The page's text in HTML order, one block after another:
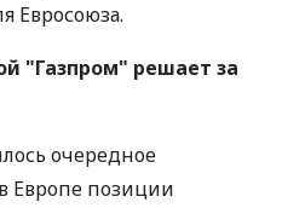
Евросоюза.
"Газпром" решает за
очередное
Европе позиции